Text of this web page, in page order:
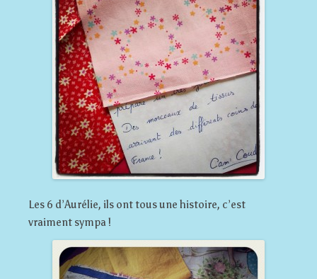
Les 6 d’Aurélie, ils ont tous une histoire, c’est
vraiment sympa !